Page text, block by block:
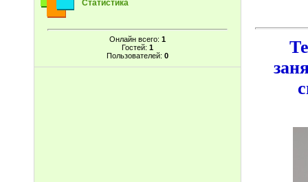
Статистика
Онлайн всего: 1
Гостей: 1
Пользователей: 0